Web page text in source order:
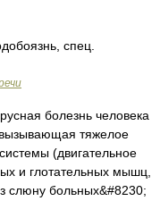
спец.
болезнь человека
вызывающая тяжелое
(двигательное
и глотательных мышц,
слюну больных&#8230;